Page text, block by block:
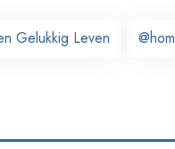
Gelukkig Leven